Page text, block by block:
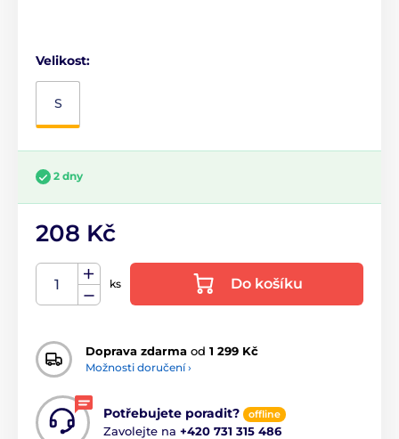
Velikost:
S
2 dny
208 Kč
ks Do košíku
Doprava zdarma od 1 299 Kč
Možnosti doručení ›
Potřebujete poradit? offline
Zavolejte na +420 731 315 486